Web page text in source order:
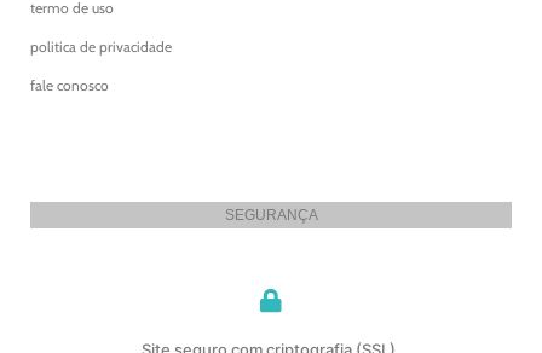
termo de uso
politica de privacidade
fale conosco
SEGURANÇA